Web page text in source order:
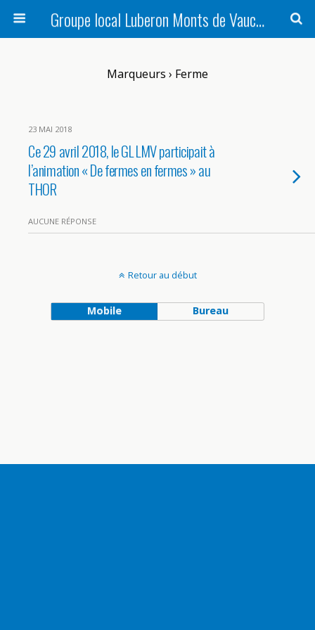
Groupe local Luberon Monts de Vaucluse
Marqueurs › Ferme
23 MAI 2018
Ce 29 avril 2018, le GL LMV participait à
l’animation « De fermes en fermes » au
THOR
AUCUNE RÉPONSE
Retour au début
Mobile Bureau